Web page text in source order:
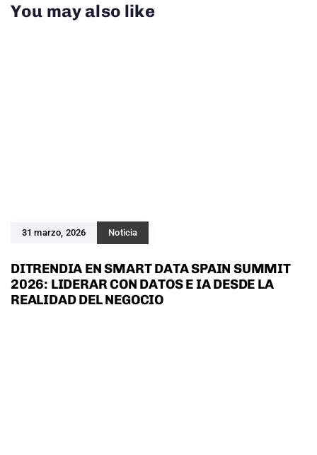
You may also like
31 marzo, 2026 Noticia
DITRENDIA EN SMART DATA SPAIN SUMMIT
2026: LIDERAR CON DATOS E IA DESDE LA
REALIDAD DEL NEGOCIO